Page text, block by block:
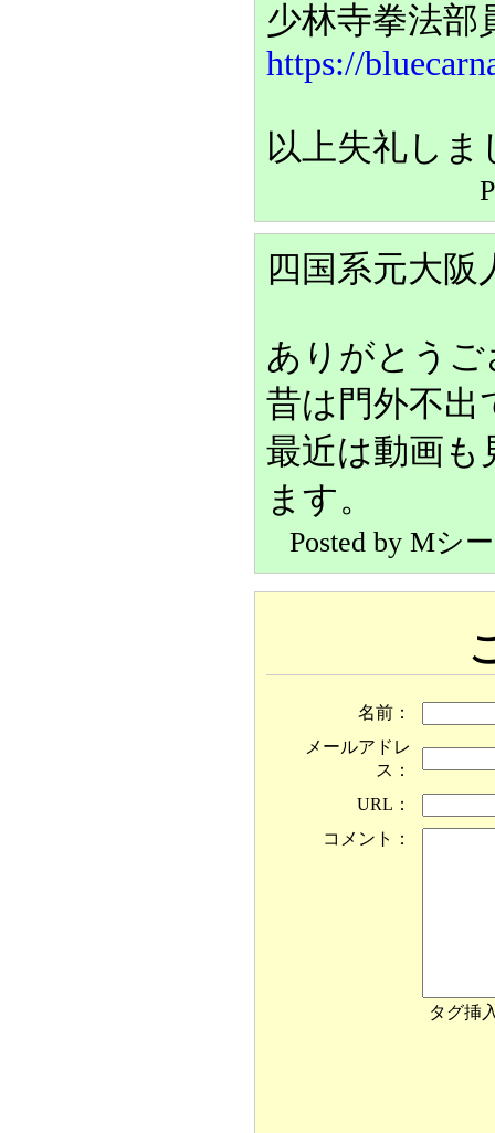
少林寺拳法部
https://
以上失礼しま
四国系元大阪
ありがとう
昔は門外不出
最近は動画も
ます。
Posted by Mシ
名前：
メールアドレ
ス：
URL：
コメント：
タグ挿